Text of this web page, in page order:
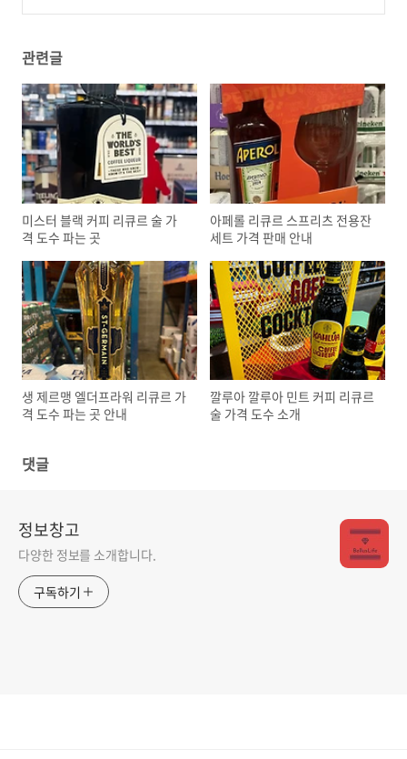
관련글
미스터 블랙 커피 리큐르 술 가
격 도수 파는 곳
아페롤 리큐르 스프리츠 전용잔
세트 가격 판매 안내
생 제르맹 엘더프라워 리큐르 가
격 도수 파는 곳 안내
깔루아 깔루아 민트 커피 리큐르
술 가격 도수 소개
댓글
정보창고
다양한 정보를 소개합니다.
구독하기